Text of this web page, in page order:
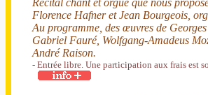
Récital chant et orgue que nous
Florence Hafner et Jean Bourgeois,
Au programme, des œuvres de
Gabriel Fauré, Wolfgang-Amadeus
André Raison.
- Entrée libre. Une participation aux frais est